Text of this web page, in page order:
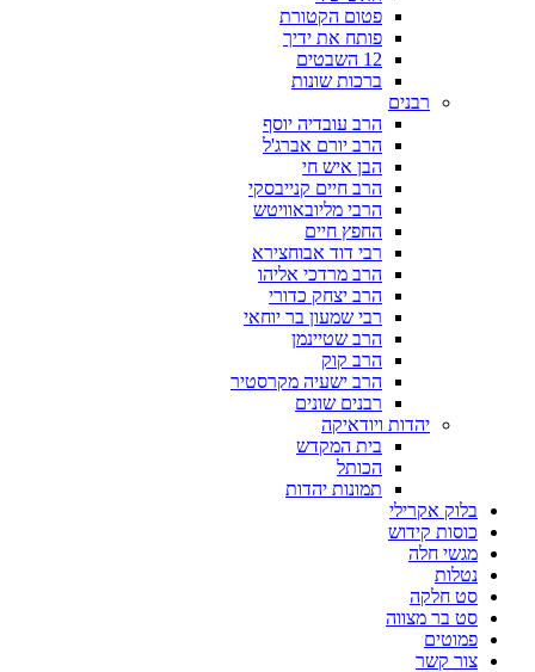
פטום הקטורת
פותח את ידיך
12 השבטים
ברכות שונות
רבנים
הרב עובדיה יוסף
הרב יורם אברג'ל
הבן איש חי
הרב חיים קנייבסקי
הרבי מליובאוויטש
החפץ חיים
רבי דוד אבוחצירא
הרב מרדכי אליהו
הרב יצחק כדורי
רבי שמעון בר יוחאי
הרב שטיינמן
הרב קוק
הרב ישעיה מקרסטיר
רבנים שונים
יהדות ויודאיקה
בית המקדש
הכותל
תמונות יהדות
בלוק אקרילי
כוסות קידוש
מגשי חלה
נטלות
סט חלקה
סט בר מצווה
פמוטים
צור קשר